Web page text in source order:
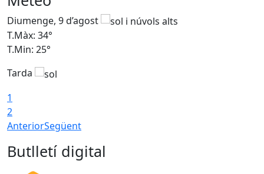
Diumenge, 9 d’agost
T.Màx: 34°
T.Min: 25°
Tarda
1
2
AnteriorSegüent
Butlletí digital